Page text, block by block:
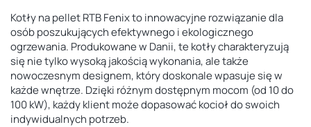
Kotły na pellet RTB Fenix to innowacyjne rozwiązanie dla
osób poszukujących efektywnego i ekologicznego
ogrzewania. Produkowane w Danii, te kotły charakteryzują
się nie tylko wysoką jakością wykonania, ale także
nowoczesnym designem, który doskonale wpasuje się w
każde wnętrze. Dzięki różnym dostępnym mocom (od 10 do
100 kW), każdy klient może dopasować kocioł do swoich
indywidualnych potrzeb.